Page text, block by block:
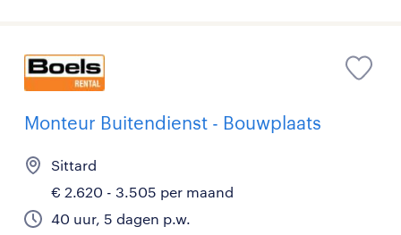
Monteur Buitendienst - Bouwplaats
Sittard
€ 2.620 - 3.505 per maand
40 uur, 5 dagen p.w.